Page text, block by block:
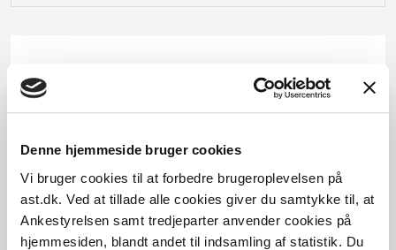
Denne hjemmeside bruger cookies
Vi bruger cookies til at forbedre brugeroplevelsen på
ast.dk. Ved at tillade alle cookies giver du samtykke til, at
Ankestyrelsen samt tredjeparter anvender cookies på
hjemmesiden, blandt andet til indsamling af statistik. Du
Dato for underskrift
30.11.2010
Offentliggørelsesdato
10.07.2013
Paragraf